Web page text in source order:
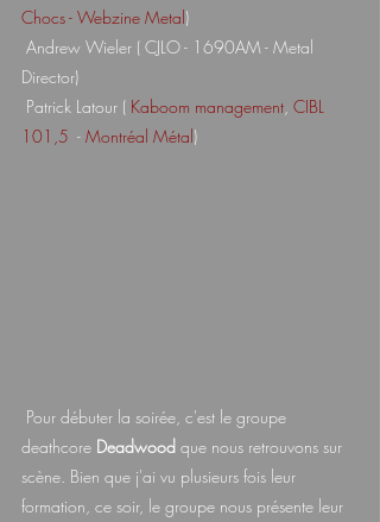
Chocs - Webzine Metal)
Andrew Wieler ( CJLO - 1690AM - Metal
Director)
Patrick Latour ( Kaboom management CIBL
101,5 - Montréal Métal)
Pour débuter la soirée, c'est le groupe
deathcore Deadwood que nous retrouvons sur
scène. Bien que j'ai vu plusieurs fois leur
formation, ce soir, le groupe nous présente leur